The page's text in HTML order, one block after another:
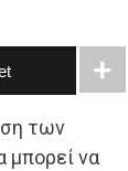
των
μπορεί να